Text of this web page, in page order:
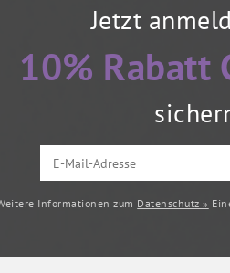
Jetzt
10% Rabatt
Informationen zum Datenschutz »